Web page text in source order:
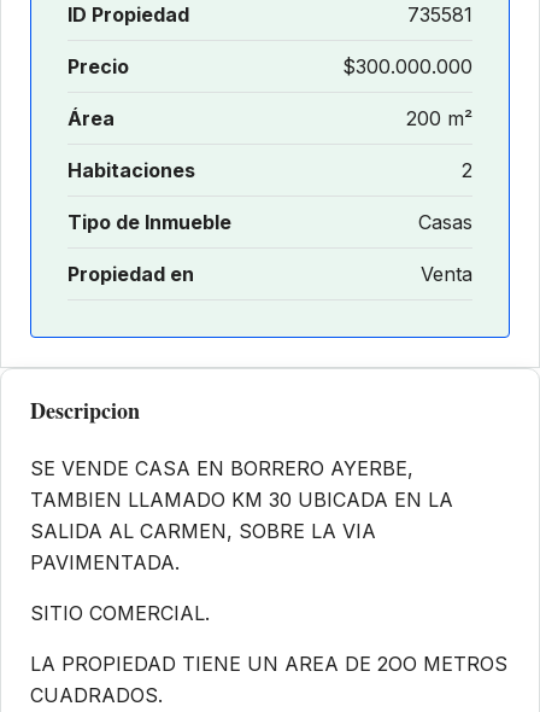
ID Propiedad 735581
Precio $300.000.000
Área 200 m²
Habitaciones 2
Tipo de Inmueble Casas
Propiedad en Venta
Descripcion
SE VENDE CASA EN BORRERO AYERBE,
TAMBIEN LLAMADO KM 30 UBICADA EN LA
SALIDA AL CARMEN, SOBRE LA VIA
PAVIMENTADA.
SITIO COMERCIAL.
LA PROPIEDAD TIENE UN AREA DE 2OO METROS
CUADRADOS.